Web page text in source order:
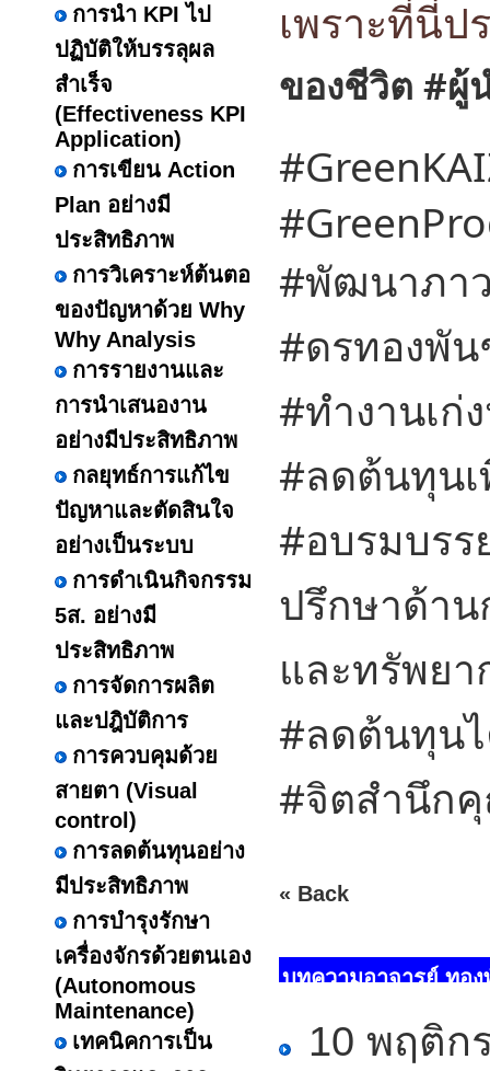
การนำ KPI ไป
ปฏิบัติให้บรรลุผล
สำเร็จ
(Effectiveness KPI
Application)
การเขียน Action
Plan อย่างมี
ประสิทธิภาพ
การวิเคราะห์ต้นตอ
ของปัญหาด้วย Why
Why Analysis
การรายงานและ
การนำเสนองาน
อย่างมีประสิทธิภาพ
กลยุทธ์การแก้ไข
ปัญหาและตัดสินใจ
อย่างเป็นระบบ
การดำเนินกิจกรรม
5ส. อย่างมี
ประสิทธิภาพ
การจัดการผลิต
และปฎิบัติการ
การควบคุมด้วย
สายตา (Visual
control)
การลดต้นทุนอย่าง
มีประสิทธิภาพ
การบำรุงรักษา
เครื่องจักรด้วยตนเอง
(Autonomous
Maintenance)
เทคนิคการเป็น
เพราะที่นี่ป
ของชีวิต #ผู้
#พัฒนาภา
#ดรทองพั
#ทำงานเก่
#ลดต้นทุนเ
#อบรมบรร
ปรึกษาด้า
และทรัพย
#ลดต้นทุนไ
#จิตสำนึก
« Back
บทความอาจารย์ ทอ
10 พฤติก